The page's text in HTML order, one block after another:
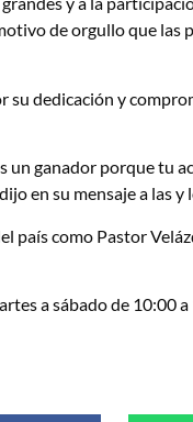
de orgullo que las
dedicación y
un ganador porque tu
en su mensaje a las
país como Pastor
a sábado de 10:00